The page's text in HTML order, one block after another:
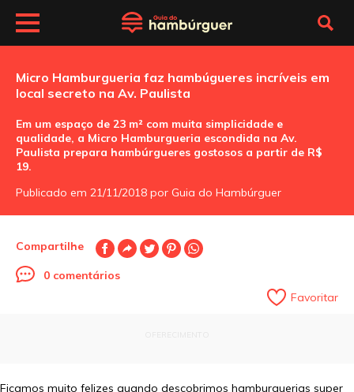
Micro Hamburgueria faz hambúgueres incríveis em
local secreto na Av. Paulista
Em um espaço de 23 m² com muita simplicidade e
qualidade, a Micro Hamburgueria escondida na Av.
Paulista prepara hambúrgueres gostosos a partir de R$
19.
Publicado em 21/11/2018 por Guia do Hambúrguer
Compartilhe
0 comentários
Favoritar
Ficamos muito felizes quando descobrimos hamburguerias super